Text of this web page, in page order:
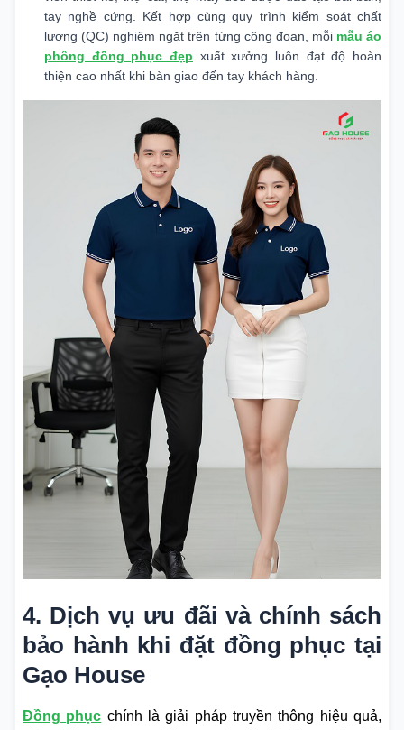
tay nghề cứng. Kết hợp cùng quy trình kiểm soát chất
lượng (QC) nghiêm ngặt trên từng công đoạn, mỗi mẫu áo
phông đồng phục đẹp xuất xưởng luôn đạt độ hoàn
thiện cao nhất khi bàn giao đến tay khách hàng.
4. Dịch vụ ưu đãi và chính sách
bảo hành khi đặt đồng phục tại
Gạo House
Đồng phục chính là giải pháp truyền thông hiệu quả,